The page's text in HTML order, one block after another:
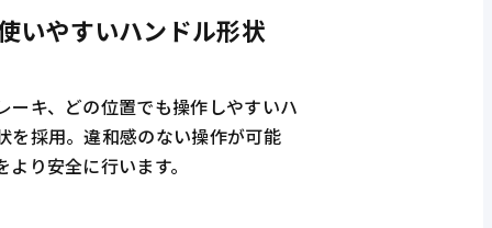
いやすいハンドル形状
ーキ、どの位置でも操作しやすいハ
を採用。違和感のない操作が可能
より安全に行います。